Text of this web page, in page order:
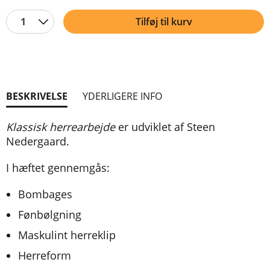
1 Tilføj til kurv
BESKRIVELSE YDERLIGERE INFO
Klassisk herrearbejde er udviklet af Steen
Nedergaard.
I hæftet gennemgås:
Bombages
Fønbølgning
Maskulint herreklip
Herreform